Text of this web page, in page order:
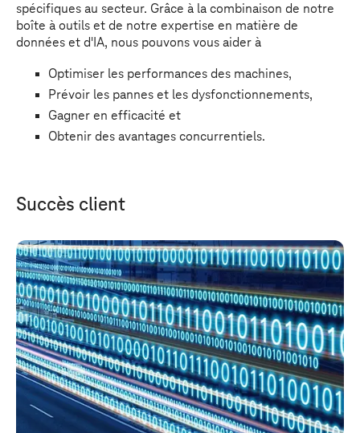
spécifiques au secteur. Grâce à la combinaison de notre
boîte à outils et de notre expertise en matière de
données et d'IA, nous pouvons vous aider à
Optimiser les performances des machines,
Prévoir les pannes et les dysfonctionnements,
Gagner en efficacité et
Obtenir des avantages concurrentiels.
Succès client